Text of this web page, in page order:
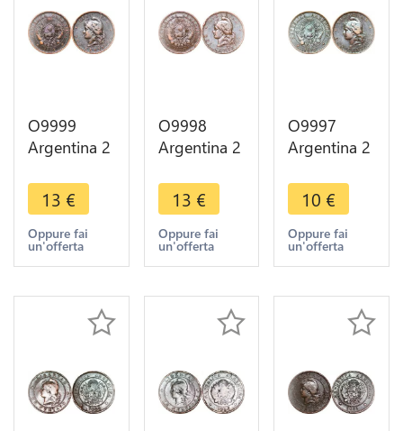
O9999
Argentina 2
Capped
Liberty
Head 1884
AU -> Make
13 €
Oppure fai
un'offerta
O9998
Argentina 2
Capped
Liberty
Head 1883
AU -> Make
13 €
Oppure fai
un'offerta
O9997
Argentina 2
Capped
Liberty
Head 1891
-> Make
10 €
Oppure fai
un'offerta